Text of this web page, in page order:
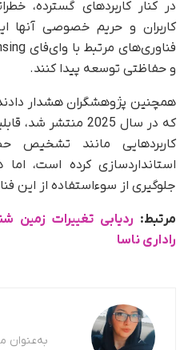
در کنار کاربردهای گسترده،
کاربران و حریم خصوصی آنها
و حفاظتی توسعه پیدا کنند.
که در سال 2025
کاربردهایی مانند تشخیص
استانداردسازی کرده است،
جلوگیری از سوءاستفاده از این
مرتبط:
راداری ناسا
به‌عنوان